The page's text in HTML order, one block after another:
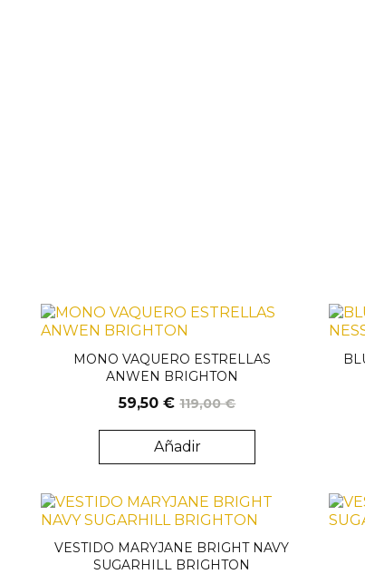
MONO VAQUERO ESTRELLAS
ANWEN BRIGHTON
59,50 € 119,00 €
Añadir
Solo venta online
VESTIDO MARYJANE BRIGHT NAVY
SUGARHILL BRIGHTON